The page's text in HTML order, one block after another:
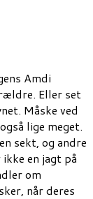
Amdi
Eller set
Måske ved
lige meget.
sekt, og andre
en jagt på
om
når deres